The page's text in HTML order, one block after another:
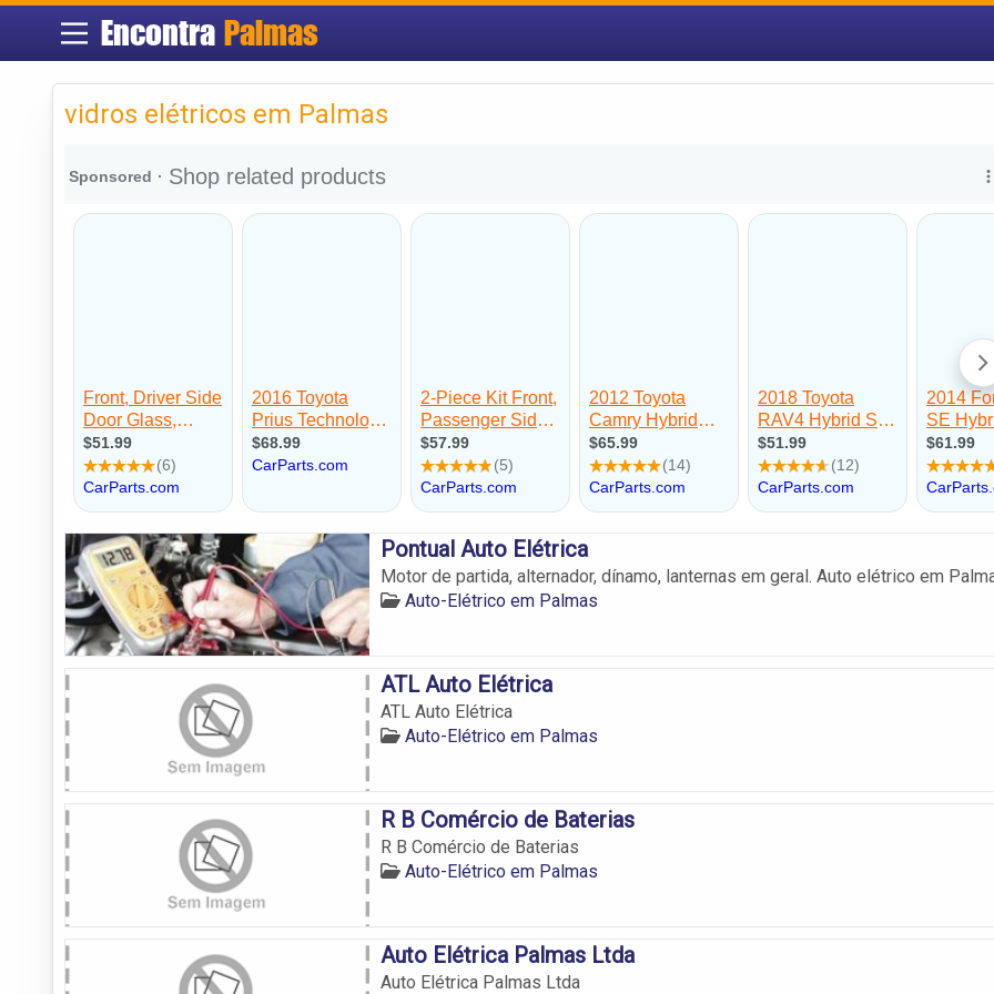
Encontra Palmas
vidros elétricos em Palmas
Pontual Auto Elétrica
Motor de partida, alternador, dínamo, lanternas em geral. Auto elétrico em
Auto-Elétrico em Palmas
ATL Auto Elétrica
ATL Auto Elétrica
Auto-Elétrico em Palmas
R B Comércio de Baterias
R B Comércio de Baterias
Auto-Elétrico em Palmas
Auto Elétrica Palmas Ltda
Auto Elétrica Palmas Ltda